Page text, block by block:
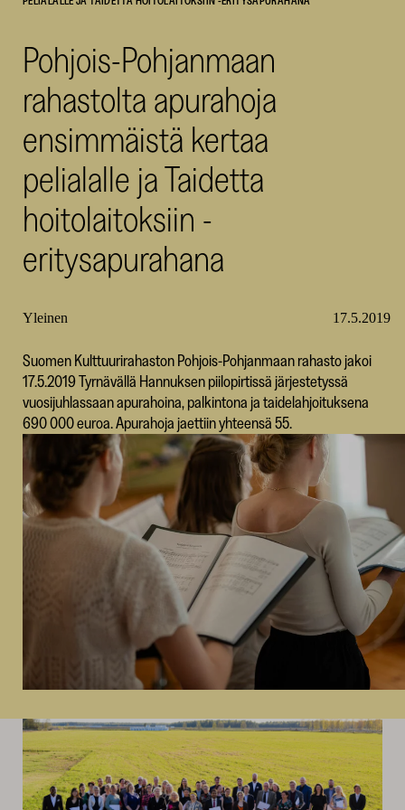
Pohjois-Pohjanmaan
rahastolta apurahoja
ensimmäistä kertaa
pelialalle ja Taidetta
hoitolaitoksiin -
eritysapurahana
Yleinen 17.5.2019
Suomen Kulttuurirahaston Pohjois-Pohjanmaan rahasto jakoi
17.5.2019 Tyrnävällä Hannuksen piilopirtissä järjestetyssä
vuosijuhlassaan apurahoina, palkintona ja taidelahjoituksena
690 000 euroa. Apurahoja jaettiin yhteensä 55.